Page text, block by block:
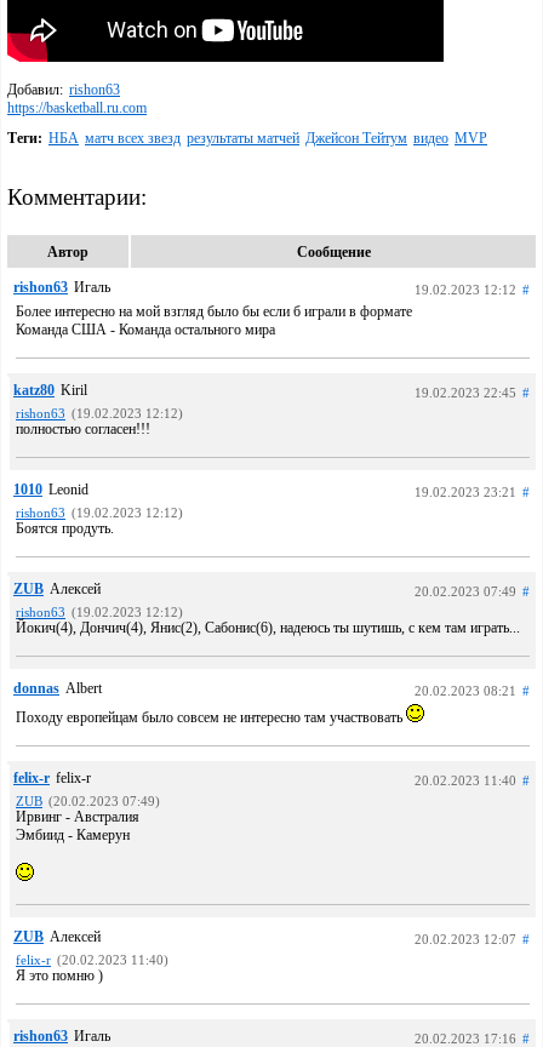
Добавил: rishon63
https://basketball.ru.com
Теги: НБА матч всех звезд результаты матчей Джейсон Тейтум видео MVP
Комментарии:
Автор Сообщение
rishon63 Игаль 19.02.2023 12:12 #
Более интересно на мой взгляд было бы если б играли в формате
Команда США - Команда остального мира
katz80 Kiril 19.02.2023 22:45 #
rishon63 (19.02.2023 12:12)
полностью согласен!!!
1010 Leonid 19.02.2023 23:21 #
rishon63 (19.02.2023 12:12)
Боятся продуть.
ZUB Алексей 20.02.2023 07:49 #
rishon63 (19.02.2023 12:12)
Йокич(4), Дончич(4), Янис(2), Сабонис(6), надеюсь ты шутишь, с кем там играть...
donnas Albert 20.02.2023 08:21 #
Походу европейцам было совсем не интересно там участвовать
felix-r felix-r 20.02.2023 11:40 #
ZUB (20.02.2023 07:49)
Ирвинг - Австралия
Эмбиид - Камерун
ZUB Алексей 20.02.2023 12:07 #
felix-r (20.02.2023 11:40)
Я это помню )
rishon63 Игаль 20.02.2023 17:16 #